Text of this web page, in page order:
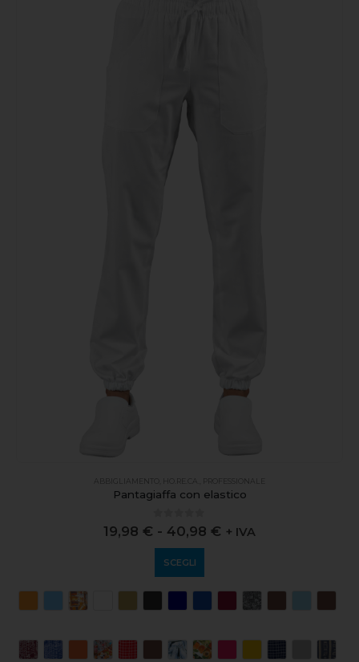
ABBIGLIAMENTO HO.RE.CA. PROFESSIONALE
Pantagiaffa con elastico
out of 5
19,98 € - 40,98 € + IVA
SCEGLI